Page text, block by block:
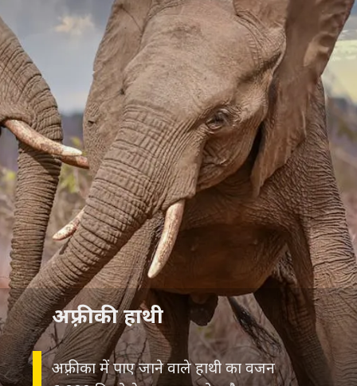
अफ़्रीका में पाए जाने वाले हाथी का वजन
अफ़्रीकी हाथी